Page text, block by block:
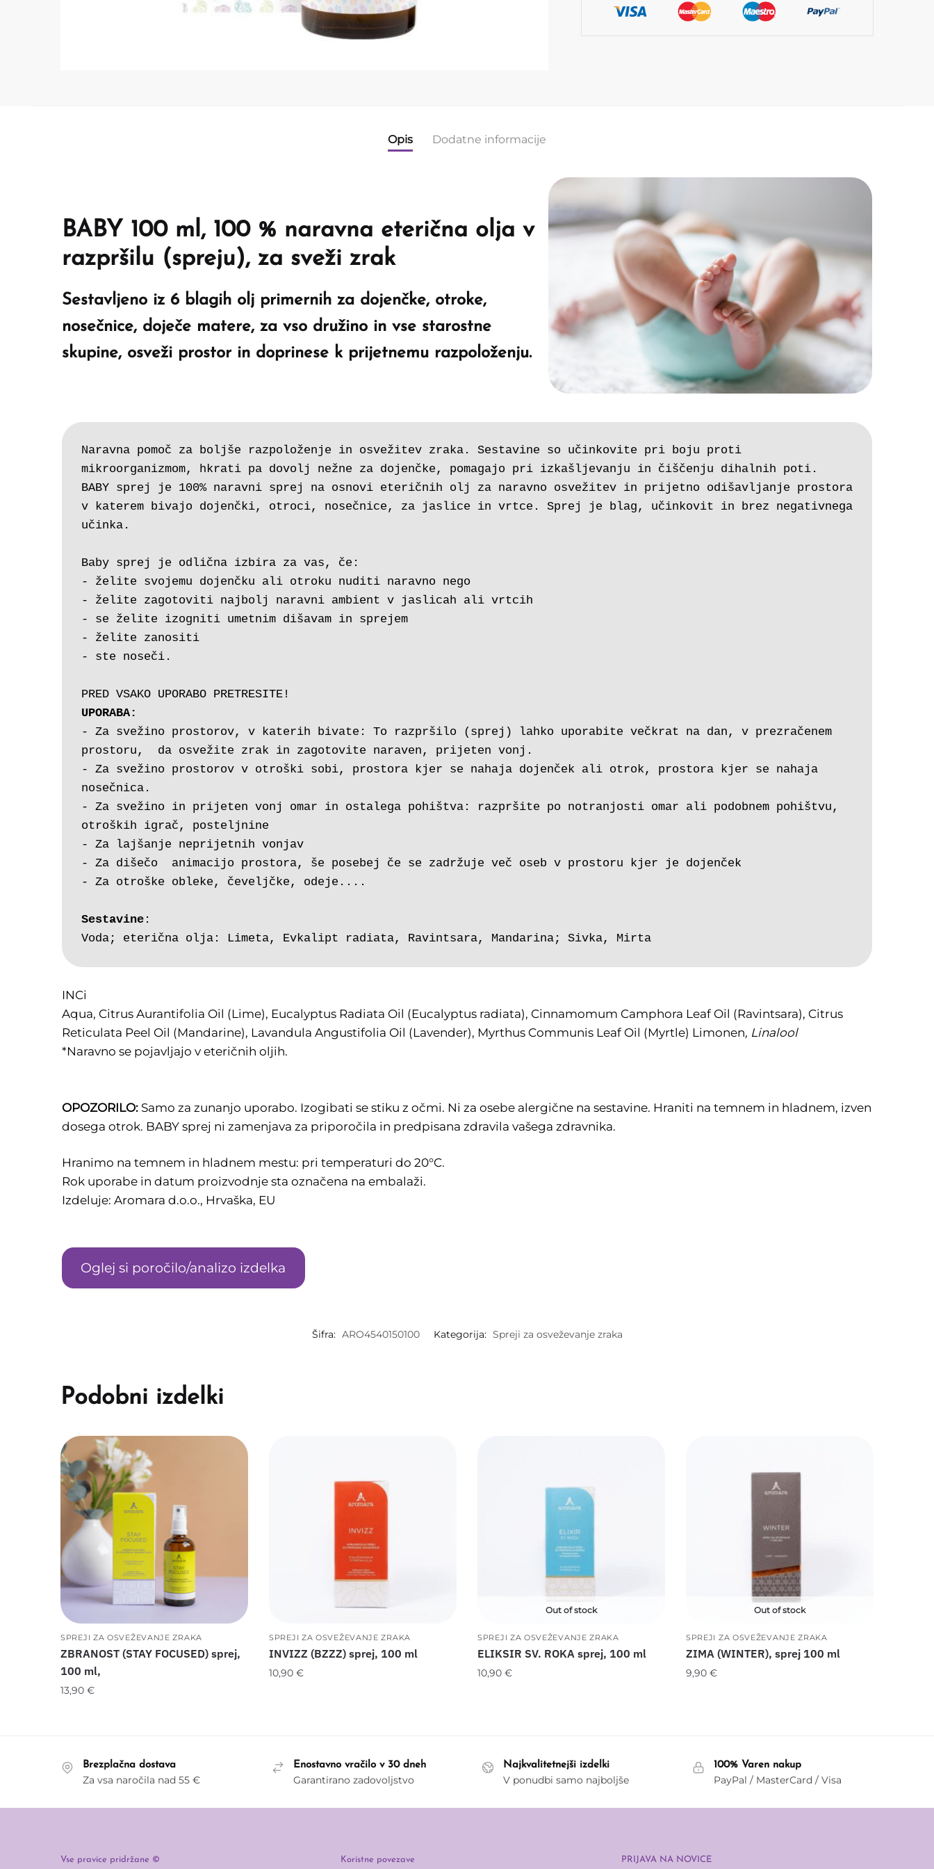
Opis Dodatne informacije
BABY 100 ml, 100 % naravna eterična olja v
razpršilu (spreju), za sveži zrak
Sestavljeno iz 6 blagih olj primernih za dojenčke, otroke,
nosečnice, doječe matere, za vso družino in vse starostne
skupine, osveži prostor in doprinese k prijetnemu razpoloženju.
Naravna pomoč za boljše razpoloženje in osvežitev zraka. Sestavine so učinkovite pri boju proti
mikroorganizmom, hkrati pa dovolj nežne za dojenčke, pomagajo pri izkašljevanju in čiščenju dihalnih poti.
BABY sprej je 100% naravni sprej na osnovi eteričnih olj za naravno osvežitev in prijetno odišavljanje prostora
v katerem bivajo dojenčki, otroci, nosečnice, za jaslice in vrtce. Sprej je blag, učinkovit in brez negativnega
učinka.
Baby sprej je odlična izbira za vas, če:
- želite svojemu dojenčku ali otroku nuditi naravno nego
- želite zagotoviti najbolj naravni ambient v jaslicah ali vrtcih
- se želite izogniti umetnim dišavam in sprejem
- želite zanositi
- ste noseči.
PRED VSAKO UPORABO PRETRESITE!
UPORABA:
- Za svežino prostorov, v katerih bivate: To razpršilo (sprej) lahko uporabite večkrat na dan, v prezračenem
prostoru,  da osvežite zrak in zagotovite naraven, prijeten vonj.
- Za svežino prostorov v otroški sobi, prostora kjer se nahaja dojenček ali otrok, prostora kjer se nahaja
nosečnica.
- Za svežino in prijeten vonj omar in ostalega pohištva: razpršite po notranjosti omar ali podobnem pohištvu,
otroških igrač, posteljnine
- Za lajšanje neprijetnih vonjav
- Za dišečo  animacijo prostora, še posebej če se zadržuje več oseb v prostoru kjer je dojenček
- Za otroške obleke, čeveljčke, odeje....
Sestavine:
Voda; eterična olja: Limeta, Evkalipt radiata, Ravintsara, Mandarina; Sivka, Mirta
INCi
Aqua, Citrus Aurantifolia Oil (Lime), Eucalyptus Radiata Oil (Eucalyptus radiata), Cinnamomum Camphora Leaf Oil (Ravintsara), Citrus
Reticulata Peel Oil (Mandarine), Lavandula Angustifolia Oil (Lavender), Myrthus Communis Leaf Oil (Myrtle) Limonen, Linalool
*Naravno se pojavljajo v eteričnih oljih.
OPOZORILO: Samo za zunanjo uporabo. Izogibati se stiku z očmi. Ni za osebe alergične na sestavine. Hraniti na temnem in hladnem, izven
dosega otrok. BABY sprej ni zamenjava za priporočila in predpisana zdravila vašega zdravnika.
Hranimo na temnem in hladnem mestu: pri temperaturi do 20°C.
Rok uporabe in datum proizvodnje sta označena na embalaži.
Izdeluje: Aromara d.o.o., Hrvaška, EU
Oglej si poročilo/analizo izdelka
Šifra: ARO4540150100 Kategorija: Spreji za osveževanje zraka
Podobni izdelki
SPREJI ZA OSVEŽEVANJE ZRAKA
ZBRANOST (STAY FOCUSED) sprej,
100 ml,
13,90€
SPREJI ZA OSVEŽEVANJE ZRAKA
INVIZZ (BZZZ) sprej, 100 ml
10,90€
Out of stock
SPREJI ZA OSVEŽEVANJE ZRAKA
ELIKSIR SV. ROKA sprej, 100 ml
10,90 €
Out of stock
SPREJI ZA OSVEŽEVANJE ZRAKA
ZIMA (WINTER), sprej 100 ml
9,90 €
Brezplačna dostava
Za vsa naročila nad 55 €
Enostavno vračilo v 30 dneh
Garantirano zadovoljstvo
Najkvalitetnejši izdelki
V ponudbi samo najboljše
100% Varen nakup
PayPal / MasterCard / Visa
Vse pravice pridržane © Koristne povezave PRIJAVA NA NOVICE